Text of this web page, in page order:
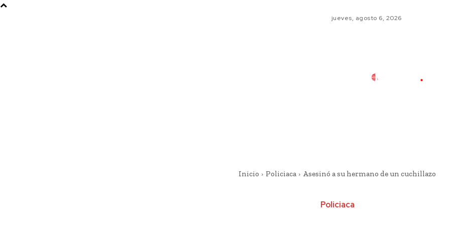
jueves, agosto 6, 2026
Inicio Policiaca Asesinó a su hermano de un cuchillazo
Policiaca